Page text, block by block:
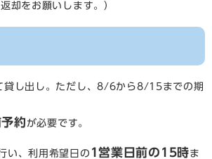
却をお願いします。）
貸し出し。ただし、8/6から8/15までの期
約 が必要です。
い、利用希望日の 1営業日前の15時ま